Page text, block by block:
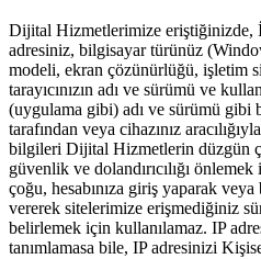
Dijital Hizmetlerimize eriştiğinizde,
adresiniz, bilgisayar türünüz
modeli, ekran çözünürlüğü, işletim
tarayıcınızın adı ve sürümü ve
(uygulama gibi) adı ve sürümü gibi
tarafından veya cihazınız
bilgileri Dijital Hizmetlerin düzgün
güvenlik ve dolandırıcılığı
çoğu, hesabınıza giriş yaparak
vererek sitelerimize erişmediğiniz
belirlemek için kullanılamaz. IP
tanımlamasa bile, IP adresinizi